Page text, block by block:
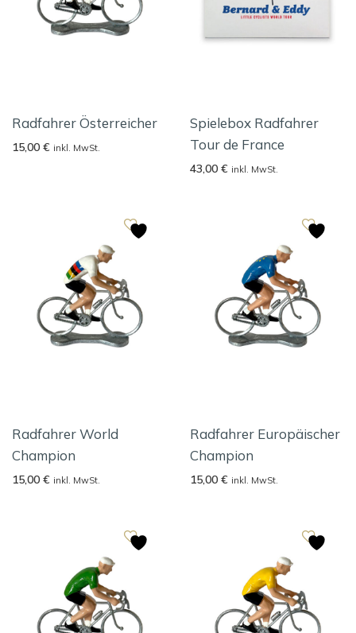
Radfahrer Österreicher
15,00 € inkl. MwSt.
Spielebox Radfahrer
Tour de France
43,00 € inkl. MwSt.
Radfahrer World
Champion
15,00 € inkl. MwSt.
Radfahrer Europäischer
Champion
15,00 € inkl. MwSt.